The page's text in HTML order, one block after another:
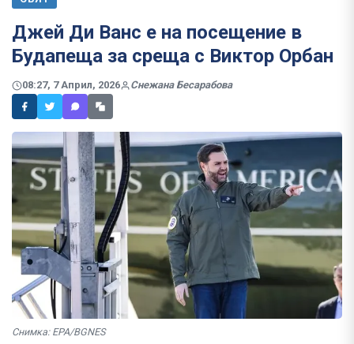
Джей Ди Ванс е на посещение в
Будапеща за среща с Виктор Орбан
08:27, 7 Април, 2026 Снежана Бесарабова
Снимка: EPA/BGNES